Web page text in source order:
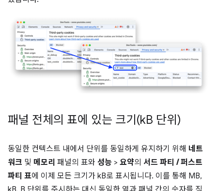
패널 전체의 표에 있는 크기(kB 단위)
동일한 컨텍스트 내에서 단위를 동일하게 유지하기 위해 네트
워크 및 메모리 패널의 표와 성능 > 요약의 서드 파티 / 퍼스트
파티 표에 이제 모든 크기가 kB로 표시됩니다. 이를 통해 MB,